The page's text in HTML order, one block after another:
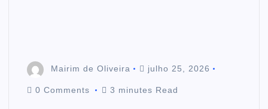
Mairim de Oliveira julho 25, 2026
0 Comments 3 minutes Read